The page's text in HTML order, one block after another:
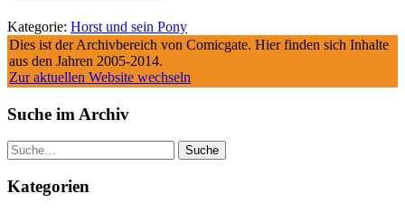
Kategorie: Horst und sein Pony
Dies ist der Archivbereich von Comicgate. Hier finden sich Inhalte
aus den Jahren 2005-2014.
Zur aktuellen Website wechseln
Suche im Archiv
Suche
Kategorien